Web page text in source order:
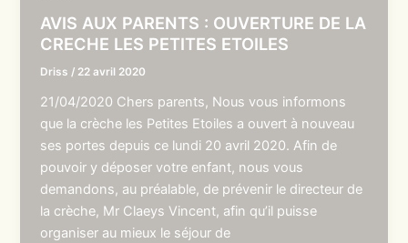
AVIS AUX PARENTS : OUVERTURE DE LA
CRECHE LES PETITES ETOILES
Driss / 22 avril 2020
21/04/2020 Chers parents, Nous vous informons
que la crèche les Petites Etoiles a ouvert à nouveau
ses portes depuis ce lundi 20 avril 2020. Afin de
pouvoir y déposer votre enfant, nous vous
demandons, au préalable, de prévenir le directeur de
la crèche, Mr Claeys Vincent, afin qu’il puisse
organiser au mieux le séjour de